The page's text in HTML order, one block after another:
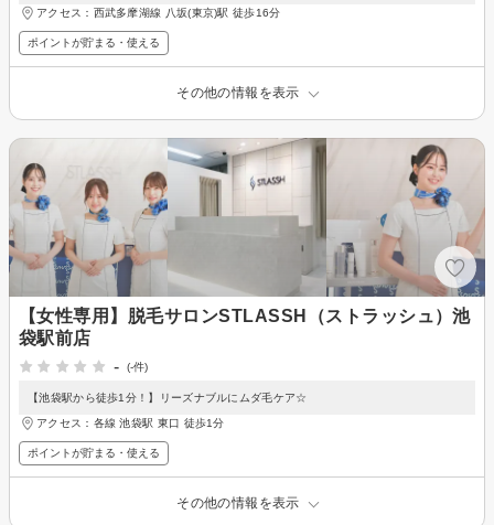
アクセス：西武多摩湖線 八坂(東京)駅 徒歩16分
ポイントが貯まる・使える
その他の情報を表示
【女性専用】脱毛サロンSTLASSH（ストラッシュ）池
袋駅前店
-
(-件)
【池袋駅から徒歩1分！】リーズナブルにムダ毛ケア☆
アクセス：各線 池袋駅 東口 徒歩1分
ポイントが貯まる・使える
その他の情報を表示